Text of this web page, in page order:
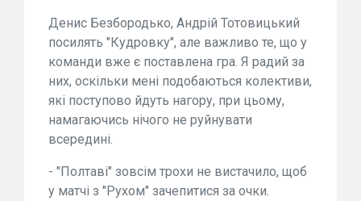
Денис Безбородько, Андрій Тотовицький
посилять "Кудровку", але важливо те, що у
команди вже є поставлена гра. Я радий за
них, оскільки мені подобаються колективи,
які поступово йдуть нагору, при цьому,
намагаючись нічого не руйнувати
всередині.
- "Полтаві" зовсім трохи не вистачило, щоб
у матчі з "Рухом" зачепитися за очки.